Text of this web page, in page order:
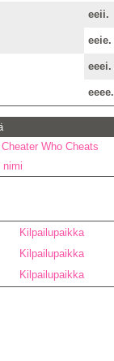
eeii.
eeie.
eeei.
eeee.
Who Cheats
nimi
Kilpailupaikka
Kilpailupaikka
Kilpailupaikka